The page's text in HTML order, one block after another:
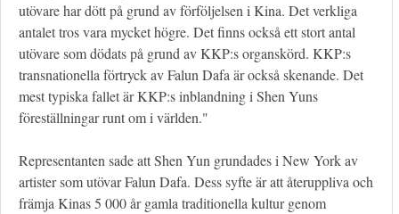
utövare har dött på grund av förföljelsen i Kina. Det verkliga
antalet tros vara mycket högre. Det finns också ett stort antal
utövare som dödats på grund av KKP:s organskörd. KKP:s
transnationella förtryck av Falun Dafa är också skenande. Det
mest typiska fallet är KKP:s inblandning i Shen Yuns
föreställningar runt om i världen."
Representanten sade att Shen Yun grundades i New York av
artister som utövar Falun Dafa. Dess syfte är att återuppliva och
främja Kinas 5 000 år gamla traditionella kultur genom